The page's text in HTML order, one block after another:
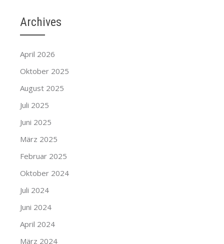
Archives
April 2026
Oktober 2025
August 2025
Juli 2025
Juni 2025
März 2025
Februar 2025
Oktober 2024
Juli 2024
Juni 2024
April 2024
März 2024